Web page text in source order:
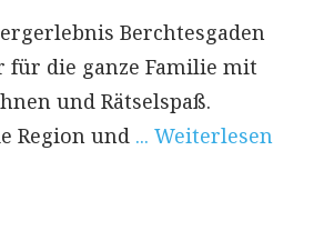
Berchtesgaden
für die ganze Familie mit
und Rätselspaß.
Region und ... Weiterlesen